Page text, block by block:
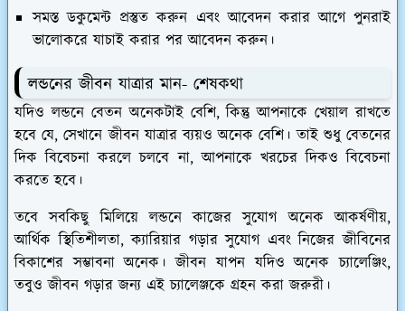
সমস্ত ডকুমেন্ট প্রস্তুত করুন এবং আবেদন করার আগে পুনরাই
ভালোকরে যাচাই করার পর আবেদন করুন।
লন্ডনের জীবন যাত্রার মান- শেষকথা
যদিও লন্ডনে বেতন অনেকটাই বেশি, কিন্তু আপনাকে খেয়াল রাখতে
হবে যে, সেখানে জীবন যাত্রার ব্যয়ও অনেক বেশি। তাই শুধু বেতনের
দিক বিবেচনা করলে চলবে না, আপনাকে খরচের দিকও বিবেচনা
করতে হবে।
তবে সবকিছু মিলিয়ে লন্ডনে কাজের সুযোগ অনেক আকর্ষণীয়,
আর্থিক স্থিতিশীলতা, ক্যারিয়ার গড়ার সুযোগ এবং নিজের জীবিনের
বিকাশের সম্ভাবনা অনেক। জীবন যাপন যদিও অনেক চ্যালেঞ্জিং,
তবুও জীবন গড়ার জন্য এই চ্যালেঞ্জকে গ্রহন করা জরুরী।